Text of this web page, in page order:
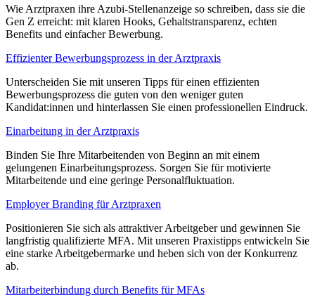
Wie Arztpraxen ihre Azubi-Stellenanzeige so schreiben, dass sie die
Gen Z erreicht: mit klaren Hooks, Gehaltstransparenz, echten
Benefits und einfacher Bewerbung.
Effizienter Bewerbungsprozess in der Arztpraxis
Unterscheiden Sie mit unseren Tipps für einen effizienten
Bewerbungsprozess die guten von den weniger guten
Kandidat:innen und hinterlassen Sie einen professionellen Eindruck.
Einarbeitung in der Arztpraxis
Binden Sie Ihre Mitarbeitenden von Beginn an mit einem
gelungenen Einarbeitungsprozess. Sorgen Sie für motivierte
Mitarbeitende und eine geringe Personalfluktuation.
Employer Branding für Arztpraxen
Positionieren Sie sich als attraktiver Arbeitgeber und gewinnen Sie
langfristig qualifizierte MFA. Mit unseren Praxistipps entwickeln Sie
eine starke Arbeitgebermarke und heben sich von der Konkurrenz
ab.
Mitarbeiterbindung durch Benefits für MFAs